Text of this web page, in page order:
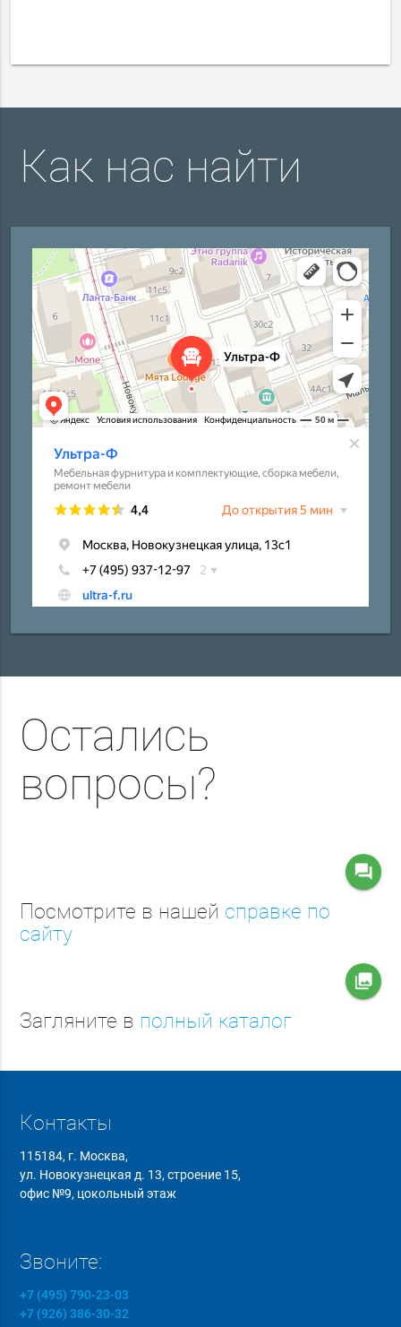
Как нас найти
Остались
вопросы?
question_answer
Посмотрите в нашей справке по
сайту
collections
Загляните в полный каталог
Контакты
115184, г. Москва,
ул. Новокузнецкая д. 13, строение 15,
офис №9, цокольный этаж
Звоните:
+7 (495) 790-23-03
+7 (926) 386-30-32